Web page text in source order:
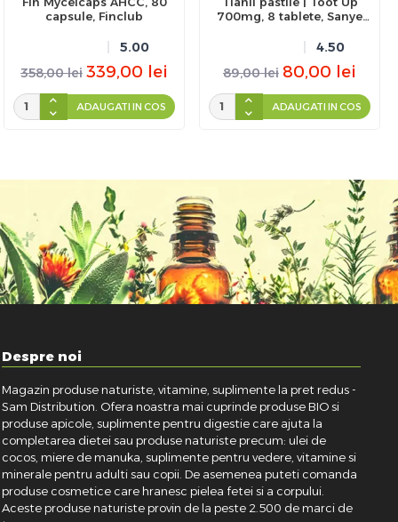
capsule, Finclub
5.00
358,00 lei 339,00 lei
ADAUGATI IN COS
700mg, 8 tablete, Sanye
4.50
89,00 lei 80,00 lei
ADAUGATI IN COS
Despre noi
Magazin produse naturiste, vitamine, suplimente la pret redus -
Sam Distribution. Ofera noastra mai cuprinde produse BIO si
produse apicole, suplimente pentru digestie care ajuta la
completarea dietei sau produse naturiste precum: ulei de
cocos, miere de manuka, suplimente pentru vedere, vitamine si
minerale pentru adulti sau copii. De asemenea puteti comanda
produse cosmetice care hranesc pielea fetei si a corpului.
Aceste produse naturiste provin de la peste 2.500 de marci de